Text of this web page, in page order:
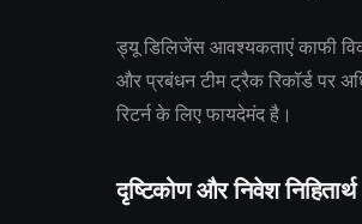
ड्यू डिलिजेंस आवश्यकताएं काफी
और प्रबंधन टीम ट्रैक रिकॉर्ड पर
रिटर्न के लिए फायदेमंद है।
दृष्टिकोण और निवेश निहितार्थ